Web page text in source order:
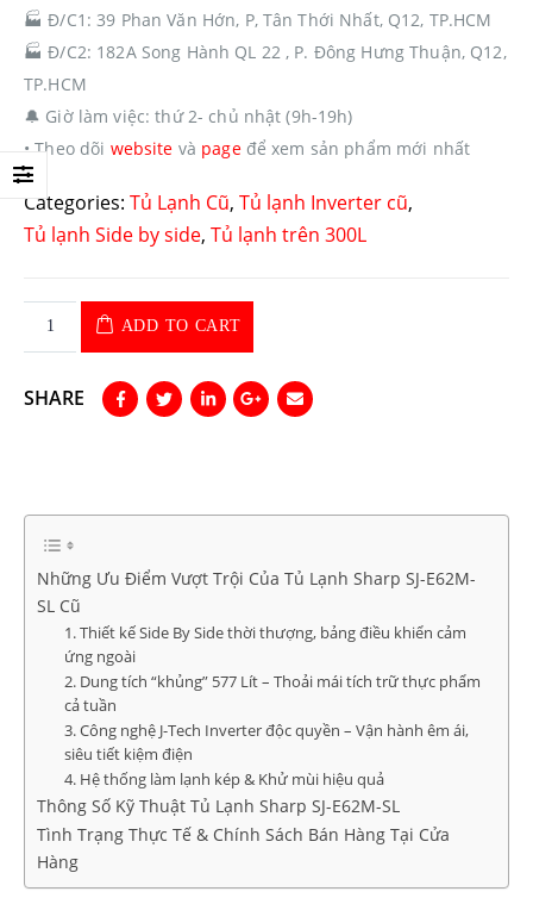
🏭 Đ/C1: 39 Phan Văn Hớn, P, Tân Thới Nhất, Q12, TP.HCM
🏭 Đ/C2: 182A Song Hành QL 22 , P. Đông Hưng Thuận, Q12,
TP.HCM
🔔 Giờ làm việc: thứ 2- chủ nhật (9h-19h)
• Theo dõi website và pageđể xem sản phẩm mới nhất
Categories: Tủ Lạnh Cũ, Tủ lạnh Inverter cũ,
Tủ lạnh Side by side, Tủ lạnh trên 300L
ADD TO CART
SHARE
Những Ưu Điểm Vượt Trội Của Tủ Lạnh Sharp SJ-E62M-
SL Cũ
1. Thiết kế Side By Side thời thượng, bảng điều khiển cảm
ứng ngoài
2. Dung tích “khủng” 577 Lít – Thoải mái tích trữ thực phẩm
cả tuần
3. Công nghệ J-Tech Inverter độc quyền – Vận hành êm ái,
siêu tiết kiệm điện
4. Hệ thống làm lạnh kép & Khử mùi hiệu quả
Thông Số Kỹ Thuật Tủ Lạnh Sharp SJ-E62M-SL
Tình Trạng Thực Tế & Chính Sách Bán Hàng Tại Cửa
Hàng